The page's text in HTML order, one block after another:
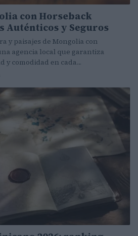
con Horseback
Auténticos y Seguros
y paisajes de Mongolia con
agencia local que garantiza
y comodidad en cada…